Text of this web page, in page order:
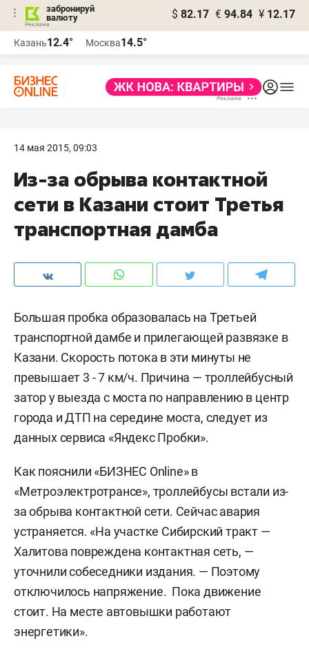
забронируй
валюту
$ 82.17 € 94.84 ¥ 12.17
Казань12.4° Москва14.5°
14 мая 2015, 09:03
Из-за обрыва контактной
сети в Казани стоит Третья
транспортная дамба
Большая пробка образовалась на Третьей
транспортной дамбе и прилегающей развязке в
Казани. Скорость потока в эти минуты не
превышает 3 - 7 км/ч. Причина — троллейбусный
затор у выезда с моста по направлению в центр
города и ДТП на середине моста, следует из
данных сервиса «Яндекс Пробки».
Как пояснили «БИЗНЕС Online» в
«Метроэлектротрансе», троллейбусы встали из-
за обрыва контактной сети. Сейчас авария
устраняется. «На участке Сибирский тракт —
Халитова повреждена контактная сеть, —
уточнили собеседники издания. — Поэтому
отключилось напряжение. Пока движение
стоит. На месте автовышки работают
энергетики».